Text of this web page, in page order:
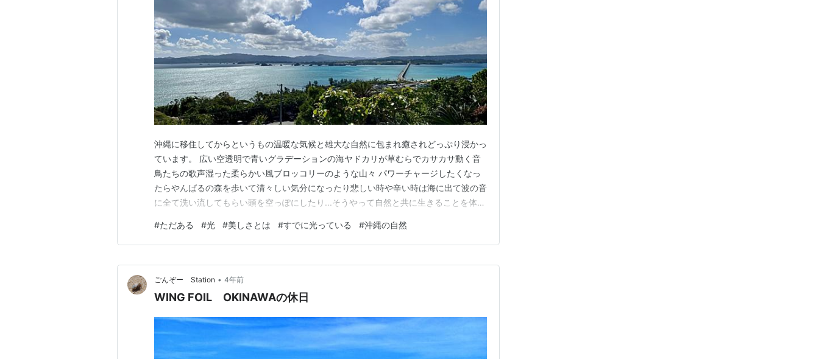
沖縄に移住してからというもの温暖な気候と雄大な自然に包まれ癒されどっぷり浸かっ
ています。 広い空透明で青いグラデーションの海ヤドカリが草むらでカサカサ動く音
鳥たちの歌声湿った柔らかい風ブロッコリーのような山々 パワーチャージしたくなっ
たらやんばるの森を歩いて清々しい気分になったり悲しい時や辛い時は海に出て波の音
に全て洗い流してもらい頭を空っぽにしたり...そうやって自然と共に生きることを体感
うありよう とんでもなく美しいものを見てしまった朝 とある日、コーヒーを飲みなが
ら早朝の海をぼんやり眺めていたところ海面を飛…
#ただある #光 #美しさとは #すでに光っている #沖縄の自然
ごんぞー Station • 4年前
WING FOIL OKINAWAの休日